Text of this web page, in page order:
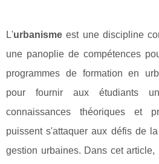
L'urbanisme est une discipline
une panoplie de compétences
programmes de formation en
pour fournir aux étudiants
connaissances théoriques et
puissent s'attaquer aux défis de
gestion urbaines. Dans cet article,